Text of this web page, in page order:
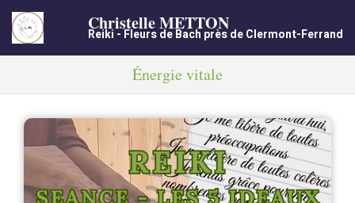
Christelle METTON
Reiki - Fleurs de Bach près de Clermont-Ferrand
Énergie vitale